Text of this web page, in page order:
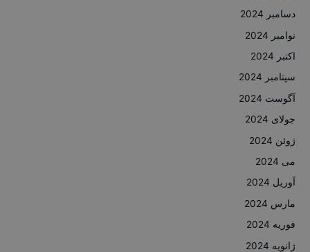
دسامبر 2024
نوامبر 2024
اکتبر 2024
سپتامبر 2024
آگوست 2024
جولای 2024
ژوئن 2024
می 2024
آوریل 2024
مارس 2024
فوریه 2024
ژانویه 2024